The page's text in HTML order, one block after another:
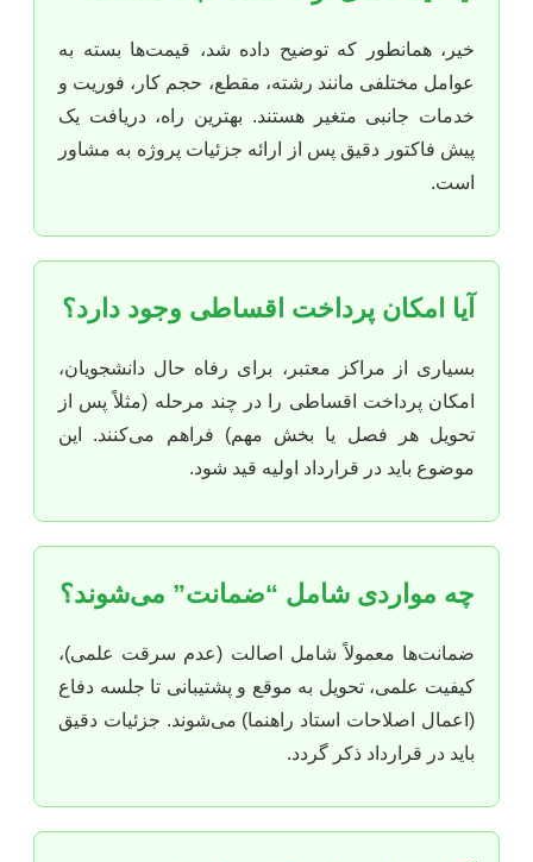
خیر، همانطور که توضیح داده شد، قیمت‌ها بسته به
عوامل مختلفی مانند رشته، مقطع، حجم کار، فوریت و
خدمات جانبی متغیر هستند. بهترین راه، دریافت یک
پیش فاکتور دقیق پس از ارائه جزئیات پروژه به مشاور
است.
آیا امکان پرداخت اقساطی وجود دارد؟
بسیاری از مراکز معتبر، برای رفاه حال دانشجویان،
امکان پرداخت اقساطی را در چند مرحله (مثلاً پس از
تحویل هر فصل یا بخش مهم) فراهم می‌کنند. این
موضوع باید در قرارداد اولیه قید شود.
چه مواردی شامل “ضمانت” می‌شوند؟
ضمانت‌ها معمولاً شامل اصالت (عدم سرقت علمی)،
کیفیت علمی، تحویل به موقع و پشتیبانی تا جلسه دفاع
(اعمال اصلاحات استاد راهنما) می‌شوند. جزئیات دقیق
باید در قرارداد ذکر گردد.